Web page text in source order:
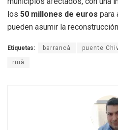
los 50 millones de euros para
pueden asumir la
Etiquetas: barrancà puente
riuà